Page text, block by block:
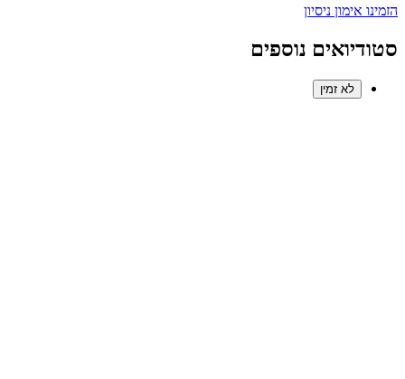
הזמינו אימון ניסיון
סטודיואים נוספים
לא זמין